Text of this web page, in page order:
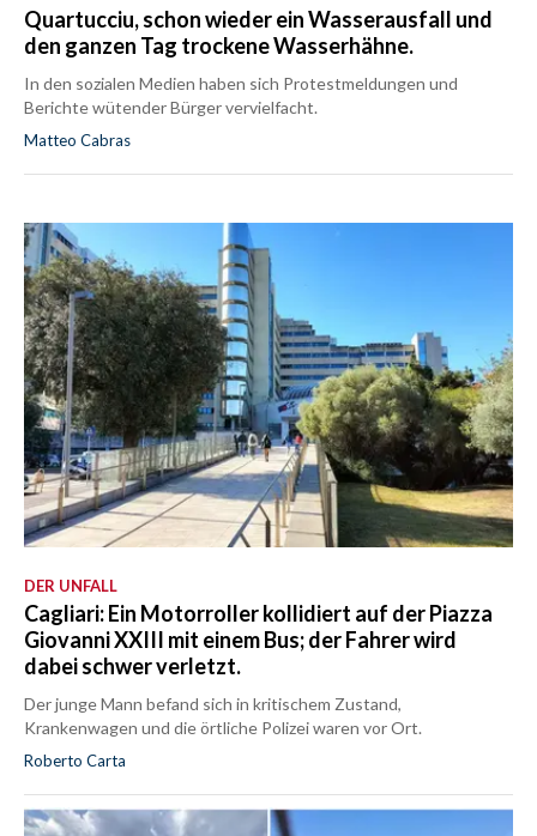
Quartucciu, schon wieder ein Wasserausfall und
den ganzen Tag trockene Wasserhähne.
In den sozialen Medien haben sich Protestmeldungen und
Berichte wütender Bürger vervielfacht.
Matteo Cabras
DER UNFALL
Cagliari: Ein Motorroller kollidiert auf der Piazza
Giovanni XXIII mit einem Bus; der Fahrer wird
dabei schwer verletzt.
Der junge Mann befand sich in kritischem Zustand,
Krankenwagen und die örtliche Polizei waren vor Ort.
Roberto Carta